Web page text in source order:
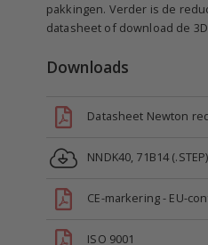
pakkingen. Verder is de
datasheet of download de 3D
Downloads
Datasheet Newton
NNDK40, 71B14 (.STEP)
CE-markering - EU-
ISO 9001